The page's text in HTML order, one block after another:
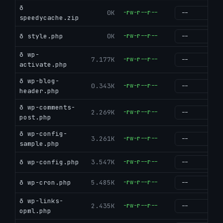
ð
speedycache.zip
0K -rw-r--r--
ð style.php 0K -rw-r--r--
ð wp-
activate.php
7.177K -rw-r--r--
ð wp-blog-
header.php
0.343K -rw-r--r--
ð wp-comments-
post.php
2.269K -rw-r--r--
ð wp-config-
sample.php
3.261K -rw-r--r--
ð wp-config.php 3.547K -rw-r--r--
ð wp-cron.php 5.485K -rw-r--r--
ð wp-links-
opml.php
2.435K -rw-r--r--